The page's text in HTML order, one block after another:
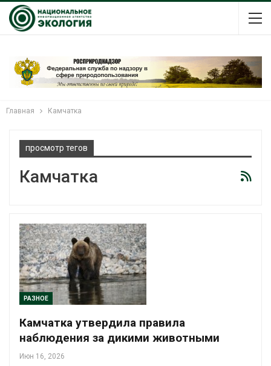
Главная Камчатка
просмотр тегов
Камчатка
РАЗНОЕ
Камчатка утвердила правила
наблюдения за дикими животными
Июн 16, 2026